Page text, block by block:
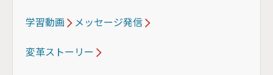
学習動画 メッセージ発信
変革ストーリー